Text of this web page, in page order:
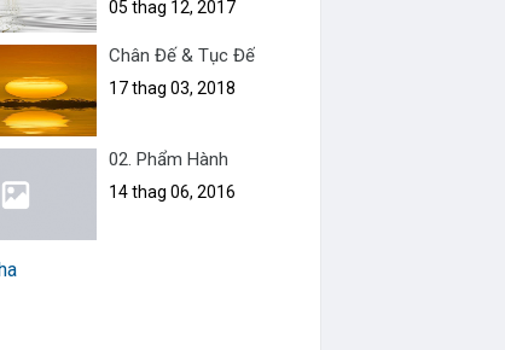
05 thag 12, 2017
Chân Đế & Tục Đế
17 thag 03, 2018
02. Phẩm Hành
14 thag 06, 2016